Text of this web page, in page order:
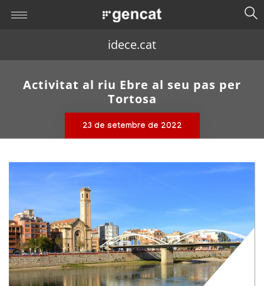
idece.cat
Activitat al riu Ebre al seu pas per
Tortosa
23 de setembre de 2022